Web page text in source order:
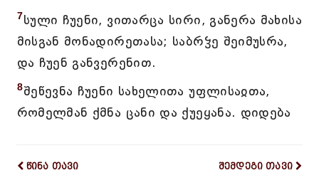
7სული ჩუენი, ვითარცა სირი, განერა მახისა
მისგან მონადირეთასა; საბრჴე შეიმუსრა,
და ჩუენ განვერენით.
8შეწევნა ჩუენი სახელითა უფლისაჲთა,
რომელმან ქმნა ცანი და ქუეყანა. დიდება
წინა თავი შემდეგი თავი